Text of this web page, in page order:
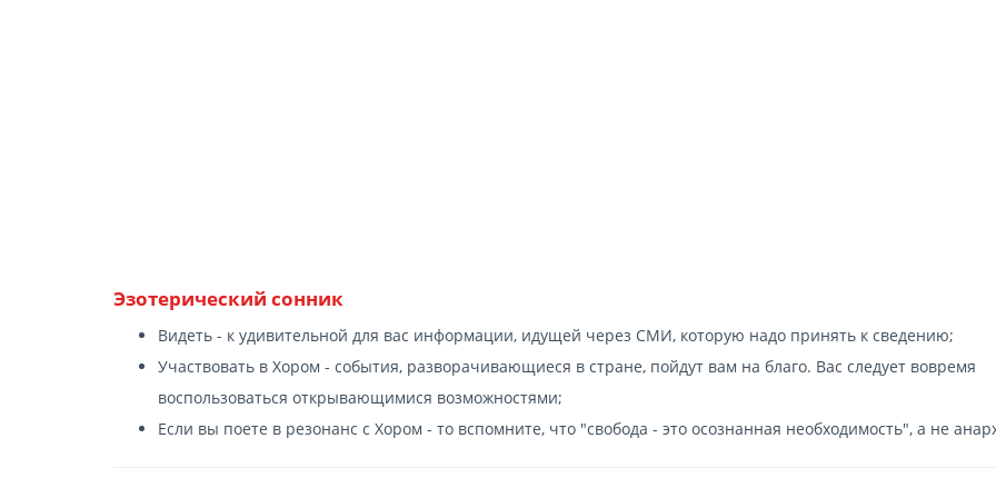
Эзотерический сонник
Видеть - к удивительной для вас информации, идущей через СМИ, которую надо принять к сведению;
Участвовать в Хором - события, разворачивающиеся в стране, пойдут вам на благо. Вас следует вовремя
воспользоваться открывающимися возможностями;
Если вы поете в резонанс с Хором - то вспомните, что "свобода - это осознанная необходимость", а не